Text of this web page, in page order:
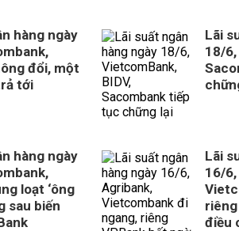
hàng ngày
đổi, một
tới
Lãi
18/6,
hàng ngày
loạt ‘ông
sau biến
Lãi
16/
điều